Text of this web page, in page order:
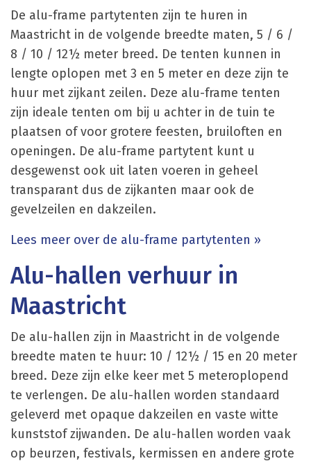
De alu-frame partytenten zijn te huren in
Maastricht in de volgende breedte maten, 5 / 6 /
8 / 10 / 12½ meter breed. De tenten kunnen in
lengte oplopen met 3 en 5 meter en deze zijn te
huur met zijkant zeilen. Deze alu-frame tenten
zijn ideale tenten om bij u achter in de tuin te
plaatsen of voor grotere feesten, bruiloften en
openingen. De alu-frame partytent kunt u
desgewenst ook uit laten voeren in geheel
transparant dus de zijkanten maar ook de
gevelzeilen en dakzeilen.
Lees meer over de alu-frame partytenten »
Alu-hallen verhuur in
Maastricht
De alu-hallen zijn in Maastricht in de volgende
breedte maten te huur: 10 / 12½ / 15 en 20 meter
breed. Deze zijn elke keer met 5 meteroplopend
te verlengen. De alu-hallen worden standaard
geleverd met opaque dakzeilen en vaste witte
kunststof zijwanden. De alu-hallen worden vaak
op beurzen, festivals, kermissen en andere grote